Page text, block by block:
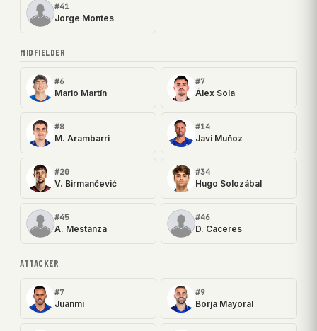
#41
Jorge Montes
MIDFIELDER
#6
Mario Martín
#7
Álex Sola
#8
M. Arambarri
#14
Javi Muñoz
#20
V. Birmančević
#34
Hugo Solozábal
#45
A. Mestanza
#46
D. Caceres
ATTACKER
#7
Juanmi
#9
Borja Mayoral